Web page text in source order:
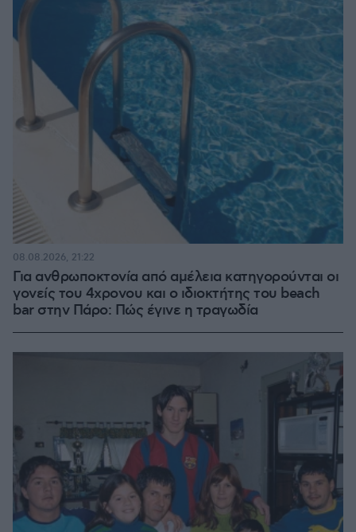
Για ανθρωποκτονία από αμέλεια κατηγορούνται οι
γονείς του 4χρονου και ο ιδιοκτήτης του beach
bar στην Πάρο: Πώς έγινε η τραγωδία
08.08.2026, 21:22